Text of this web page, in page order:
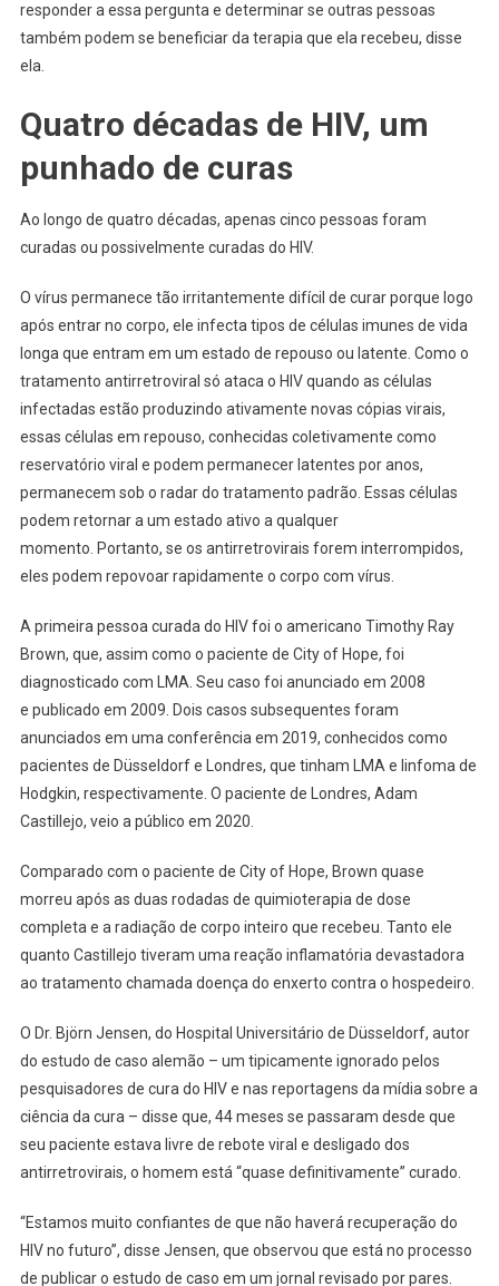
responder a essa pergunta e determinar se outras pessoas
também podem se beneficiar da terapia que ela recebeu, disse
ela.
Quatro décadas de HIV, um
punhado de curas
Ao longo de quatro décadas, apenas cinco pessoas foram
curadas ou possivelmente curadas do HIV.
O vírus permanece tão irritantemente difícil de curar porque logo
após entrar no corpo, ele infecta tipos de células imunes de vida
longa que entram em um estado de repouso ou latente. Como o
tratamento antirretroviral só ataca o HIV quando as células
infectadas estão produzindo ativamente novas cópias virais,
essas células em repouso, conhecidas coletivamente como
reservatório viral e podem permanecer latentes por anos,
permanecem sob o radar do tratamento padrão. Essas células
podem retornar a um estado ativo a qualquer
momento. Portanto, se os antirretrovirais forem interrompidos,
eles podem repovoar rapidamente o corpo com vírus.
A primeira pessoa curada do HIV foi o americano Timothy Ray
Brown, que, assim como o paciente de City of Hope, foi
diagnosticado com LMA. Seu caso foi anunciado em 2008
e publicado em 2009. Dois casos subsequentes foram
anunciados em uma conferência em 2019, conhecidos como
pacientes de Düsseldorf e Londres, que tinham LMA e linfoma de
Hodgkin, respectivamente. O paciente de Londres, Adam
Castillejo, veio a público em 2020.
Comparado com o paciente de City of Hope, Brown quase
morreu após as duas rodadas de quimioterapia de dose
completa e a radiação de corpo inteiro que recebeu. Tanto ele
quanto Castillejo tiveram uma reação inflamatória devastadora
ao tratamento chamada doença do enxerto contra o hospedeiro.
O Dr. Björn Jensen, do Hospital Universitário de Düsseldorf, autor
do estudo de caso alemão – um tipicamente ignorado pelos
pesquisadores de cura do HIV e nas reportagens da mídia sobre a
ciência da cura – disse que, 44 meses se passaram desde que
seu paciente estava livre de rebote viral e desligado dos
antirretrovirais, o homem está “quase definitivamente” curado.
“Estamos muito confiantes de que não haverá recuperação do
HIV no futuro”, disse Jensen, que observou que está no processo
de publicar o estudo de caso em um jornal revisado por pares.